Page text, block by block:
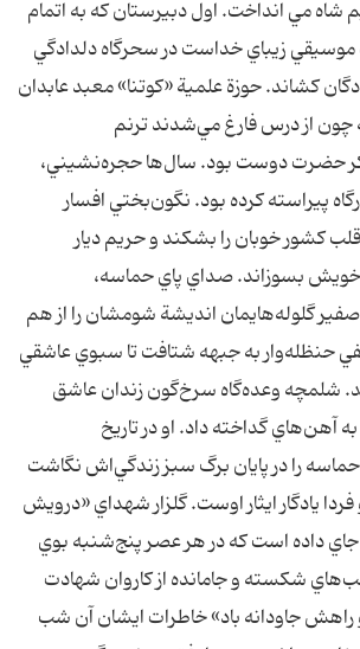
شاه مي انداخت. اول دبيرستان که به اتمام
زيباي خداست در سحرگاه دلدادگي
کشاند. حوزة علمية «کوتنا» معبد عابدان
چون از درس فارغ مي‌شدند ترنم
حضرت دوست بود. سال‌ها حجره‌نشيني،
پيراسته کرده بود. نگون‌بختي افسار
کشور خوبان را بشکند و حريم ديار
خويش بسوزاند. صداي پاي حماسه،
صفير گلوله‌هايمان انديشة شومشان را از هم
حنظله‌وار به جبهه شتافت تا سبوي عاشقي
شلمچه وعده‌گاه سرخ‌گون زندان عاشق
آهن‌هاي گداخته داد. او در تاريخ
حماسه را در پايان برگ سبز زندگي‌اش نگاشت
فردا يادگار ايثار اوست. گلزار شهداي «درويش
جاي داده است که در هر عصر پنج‌شنبه بوي
شکسته و جامانده از کاروان شهادت
جاودانه باد» خاطرات ايشان‌ آن‌ شب‌